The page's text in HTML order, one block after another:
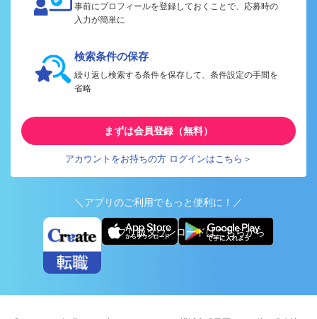
事前にプロフィールを登録しておくことで、応募時の
入力が簡単に
検索条件の保存
繰り返し検索する条件を保存して、条件設定の手間を
省略
まずは会員登録（無料）
アカウントをお持ちの方 ログインはこちら＞
＼アプリのご利用でもっと便利に！／
アプリ版ダウンロードはこちらから